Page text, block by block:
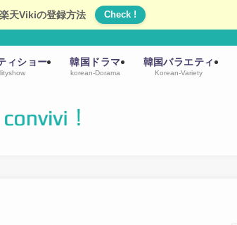
天Vikiの登録方法 Check !
ィショー 韓国ドラマ
korean-Dorama
韓国バラエティ
Korean-Variety